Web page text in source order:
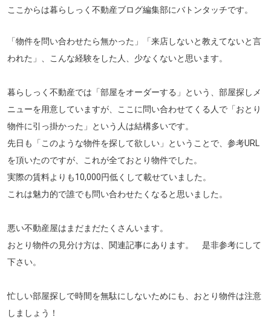
ここからは暮らしっく不動産ブログ編集部にバトンタッチです。
「物件を問い合わせたら無かった」「来店しないと教えてないと言
われた」、こんな経験をした人、少なくないと思います。
暮らしっく不動産では「部屋をオーダーする」という、部屋探しメ
ニューを用意していますが、ここに問い合わせてくる人で「おとり
物件に引っ掛かった」という人は結構多いです。
先日も「このような物件を探して欲しい」ということで、参考URL
を頂いたのですが、これが全ておとり物件でした。
実際の賃料よりも10,000円低くして載せていました。
これは魅力的で誰でも問い合わせたくなると思いました。
悪い不動産屋はまだまだたくさんいます。
おとり物件の見分け方は、関連記事にあります。 是非参考にして
下さい。
忙しい部屋探しで時間を無駄にしないためにも、おとり物件は注意
しましょう！